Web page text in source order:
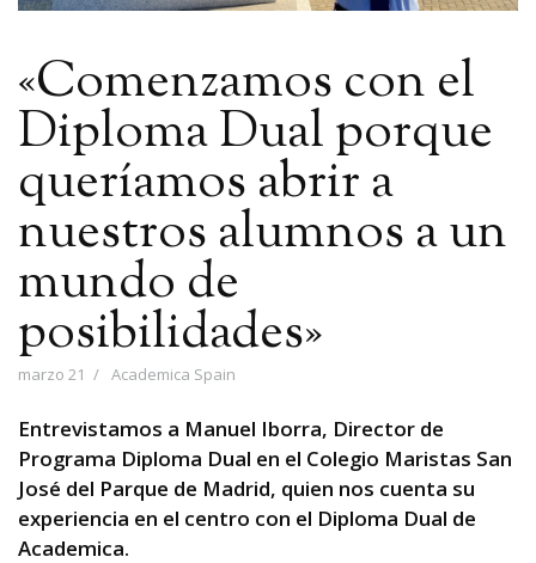
«Comenzamos con el
Diploma Dual porque
queríamos abrir a
nuestros alumnos a un
mundo de
posibilidades»
marzo 21 Academica Spain
Entrevistamos a Manuel Iborra, Director de
Programa Diploma Dual en el Colegio Maristas San
José del Parque de Madrid, quien nos cuenta su
experiencia en el centro con el Diploma Dual de
Academica.